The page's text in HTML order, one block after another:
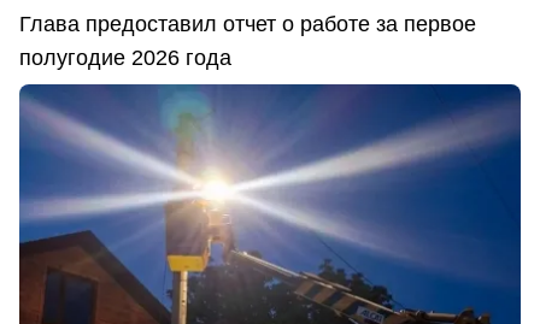
Глава предоставил отчет о работе за первое
полугодие 2026 года